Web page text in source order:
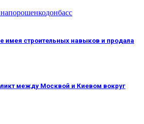
порошенкодонбасс
имея строительных навыков и продала
между Москвой и Киевом вокруг